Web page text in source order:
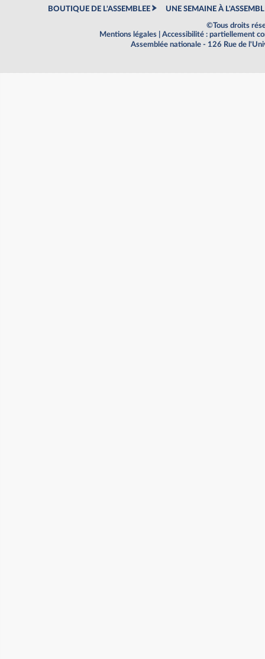
BOUTIQUE DE L'ASSEMBLEE UNE SEMAINE À
©Tous droits
Mentions légales
Accessibilité : partiellement
Assemblée nationale - 126 Rue de